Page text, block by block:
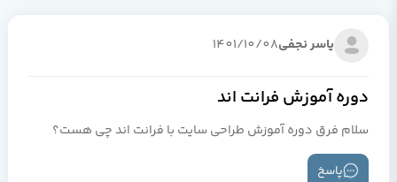
یاسر نجفی1401/10/08
دوره آموزش فرانت اند
سلام فرق دوره آموزش طراحی سایت با فرانت اند چی هست؟
پاسخ